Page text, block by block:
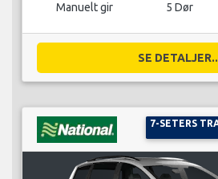
Manuelt gir 5 Dør
SE
7-SETERS